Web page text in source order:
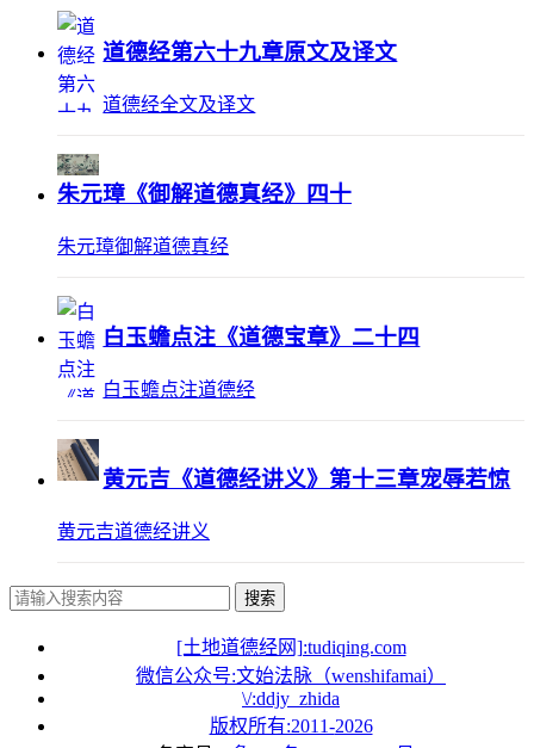
道德经第六十九章原文及译文
道德经全文及译文
朱元璋《御解道德真经》四十
朱元璋御解道德真经
白玉蟾点注《道德宝章》二十四
白玉蟾点注道德经
黄元吉《道德经讲义》第十三章宠辱若惊
黄元吉道德经讲义
搜索
[土地道德经网]:tudiqing.com
微信公众号:文始法脉（wenshifamai）
\/:ddjy_zhida
版权所有:2011-2026